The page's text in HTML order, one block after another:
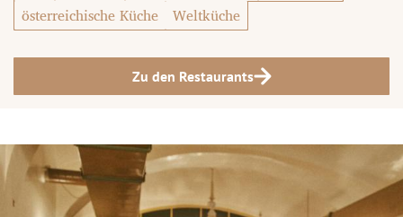
österreichische Küche
Weltküche
Zu den Restaurants